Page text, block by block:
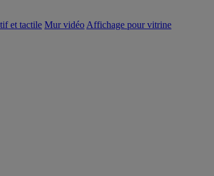
et tactile Mur vidéo Affichage pour vitrine